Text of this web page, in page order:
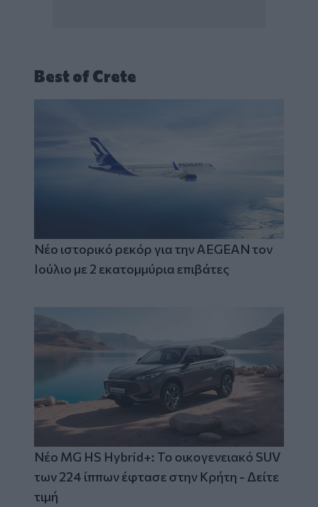
Best of Crete
Νέο ιστορικό ρεκόρ για την AEGEAN τον
Ιούλιο με 2 εκατομμύρια επιβάτες
Νέο MG HS Hybrid+: Το οικογενειακό SUV
των 224 ίππων έφτασε στην Κρήτη - Δείτε
τιμή